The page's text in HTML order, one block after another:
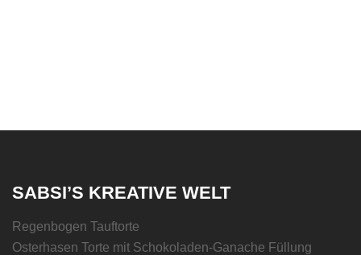
SABSI’S KREATIVE WELT
Regenbogen Tauftorte
Osterhasen Torte mit Schokoladen-Ganache Füllung